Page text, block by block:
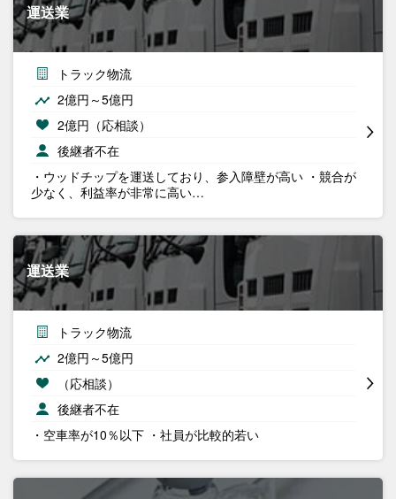
運送業
トラック物流
2億円～5億円
2億円（応相談）
後継者不在
・ウッドチップを運送しており、参入障壁が高い ・競合が
少なく、利益率が非常に高い…
運送業
トラック物流
2億円～5億円
（応相談）
後継者不在
・空車率が10％以下 ・社員が比較的若い